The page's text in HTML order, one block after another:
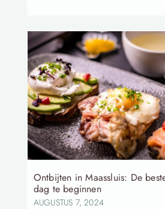
Ontbijten in Maassluis: De
dag te beginnen
AUGUSTUS 7, 2024